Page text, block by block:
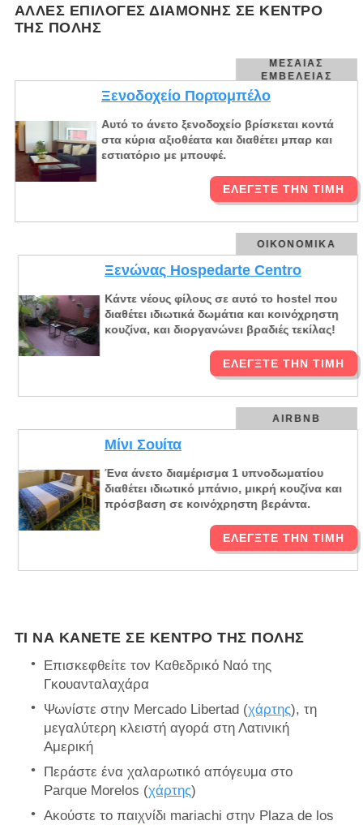
ΆΛΛΕΣ ΕΠΙΛΟΓΈΣ ΔΙΑΜΟΝΉΣ ΣΕ ΚΈΝΤΡΟ
ΤΗΣ ΠΌΛΗΣ
ΜΕΣΑΊΑΣ
ΕΜΒΈΛΕΙΑΣ
Ξενοδοχείο Πορτομπέλο
Αυτό το άνετο ξενοδοχείο βρίσκεται κοντά
στα κύρια αξιοθέατα και διαθέτει μπαρ και
εστιατόριο με μπουφέ.
ΕΛΈΓΞΤΕ ΤΗΝ ΤΙΜΉ
ΟΙΚΟΝΟΜΙΚΆ
Ξενώνας Hospedarte Centro
Κάντε νέους φίλους σε αυτό το hostel που
διαθέτει ιδιωτικά δωμάτια και κοινόχρηστη
κουζίνα, και διοργανώνει βραδιές τεκίλας!
ΕΛΈΓΞΤΕ ΤΗΝ ΤΙΜΉ
AIRBNB
Μίνι Σουίτα
Ένα άνετο διαμέρισμα 1 υπνοδωματίου
διαθέτει ιδιωτικό μπάνιο, μικρή κουζίνα και
πρόσβαση σε κοινόχρηστη βεράντα.
ΕΛΈΓΞΤΕ ΤΗΝ ΤΙΜΉ
ΤΙ ΝΑ ΚΆΝΕΤΕ ΣΕ ΚΈΝΤΡΟ ΤΗΣ ΠΌΛΗΣ
Επισκεφθείτε τον Καθεδρικό Ναό της
Γκουανταλαχάρα
Ψωνίστε στην Mercado Libertad (χάρτης), τη
μεγαλύτερη κλειστή αγορά στη Λατινική
Αμερική
Περάστε ένα χαλαρωτικό απόγευμα στο
Parque Morelos (χάρτης)
Ακούστε το παιχνίδι mariachi στην Plaza de los